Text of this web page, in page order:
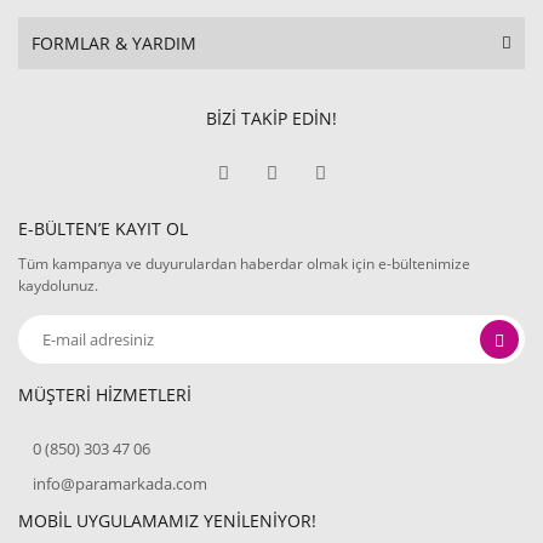
FORMLAR & YARDIM
BİZİ TAKİP EDİN!
E-BÜLTEN’E KAYIT OL
Tüm kampanya ve duyurulardan haberdar olmak için e-bültenimize
kaydolunuz.
MÜŞTERİ HİZMETLERİ
0 (850) 303 47 06
info@paramarkada.com
MOBİL UYGULAMAMIZ YENİLENİYOR!